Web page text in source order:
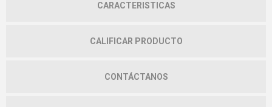
CARACTERISTICAS
CALIFICAR PRODUCTO
CONTÁCTANOS